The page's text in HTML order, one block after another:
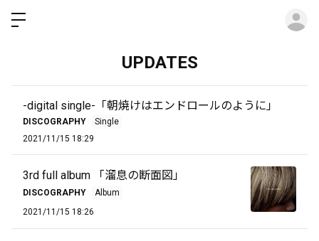
UPDATES
-digital single-「朝焼けはエンドロールのように」
DISCOGRAPHY
Single
2021/11/15 18:29
3rd full album 「溜息の断面図」
DISCOGRAPHY
Album
2021/11/15 18:26